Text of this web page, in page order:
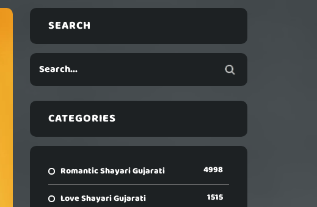
SEARCH
CATEGORIES
Romantic Shayari Gujarati 4998
Love Shayari Gujarati 1515